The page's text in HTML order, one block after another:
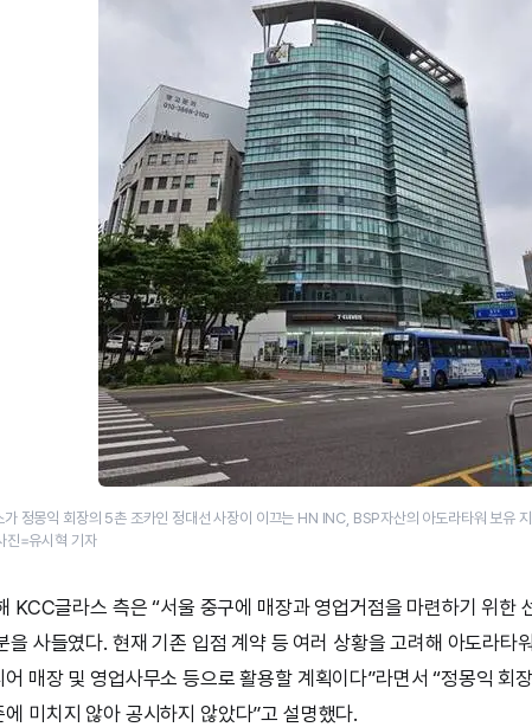
정몽익 회장의 5촌 조카인 정대선 사장이 이끄는 HN INC, BSP자산의 아도라타워 보유
진=유시혁 기자
KCC글라스 측은 “서울 중구에 매장과 영업거점을 마련하기 위한
을 사들였다. 현재 기존 입점 계약 등 여러 상황을 고려해 아도라타
어 매장 및 영업사무소 등으로 활용할 계획이다”라면서 “정몽익 회
에 미치지 않아 공시하지 않았다”고 설명했다.